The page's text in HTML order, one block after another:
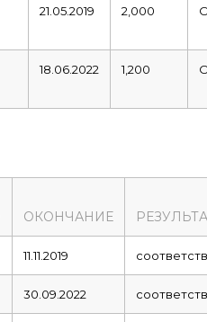
21.05.2019 2,000
18.06.2022 1,200
ОКОНЧАНИЕ
11.11.2019
30.09.2022